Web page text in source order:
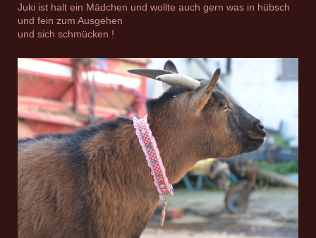
Juki ist halt ein Mädchen und wollte auch gern was in hübsch
und fein zum Ausgehen
und sich schmücken !